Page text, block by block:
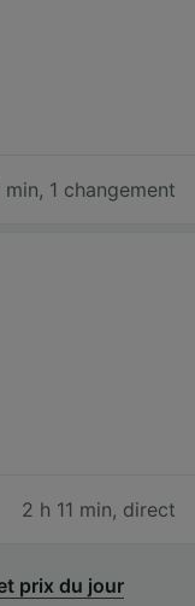
min, 1 changement
2 h 11 min, direct
prix du jour